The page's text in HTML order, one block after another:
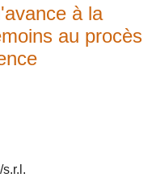
à la
au procès